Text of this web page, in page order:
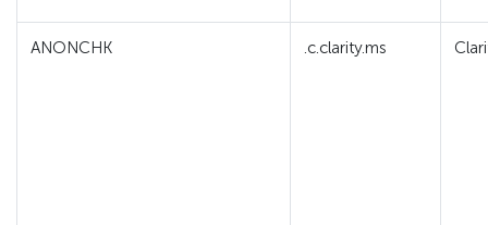
ANONCHK .c.clarity.ms